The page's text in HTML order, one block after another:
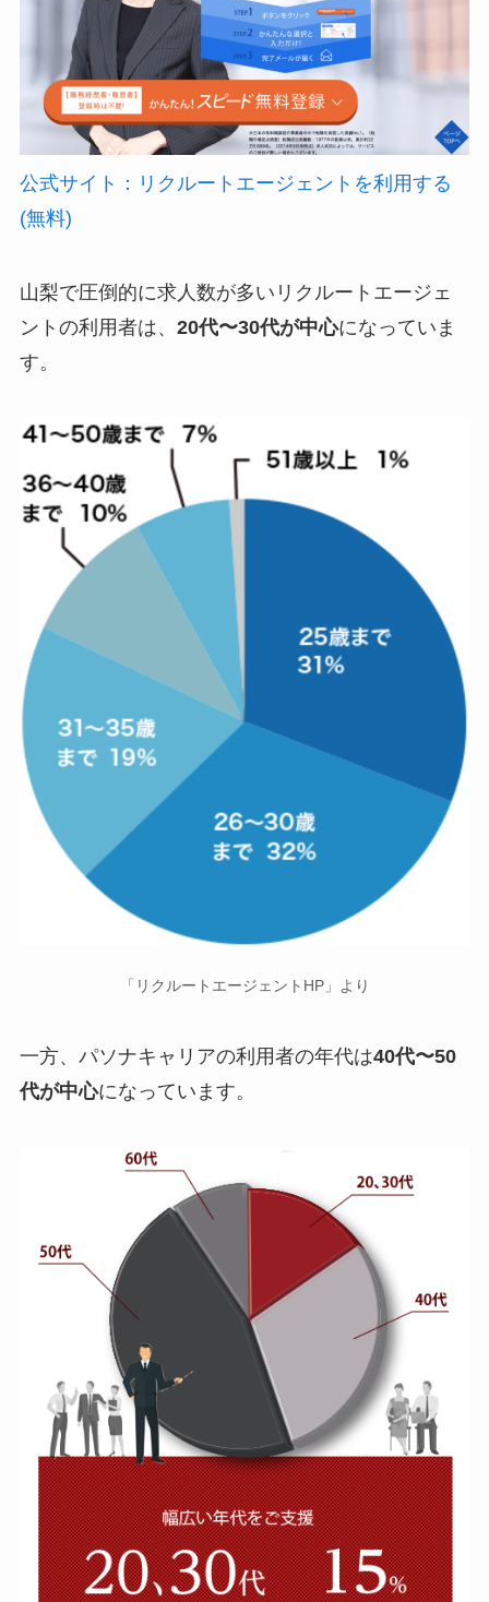
公式サイト：リクルートエージェントを利用する
(無料)
山梨で圧倒的に求人数が多いリクルートエージェ
ントの利用者は、 20代〜30代が中心になっていま
す。
「リクルートエージェントHP」より
一方、パソナキャリアの利用者の年代は40代〜50
代が中心になっています。